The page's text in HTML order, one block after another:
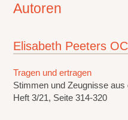
Autoren
Elisabeth Peeters
Tragen und ertragen
Stimmen und Zeugnisse aus
Heft 3/21, Seite 314-320